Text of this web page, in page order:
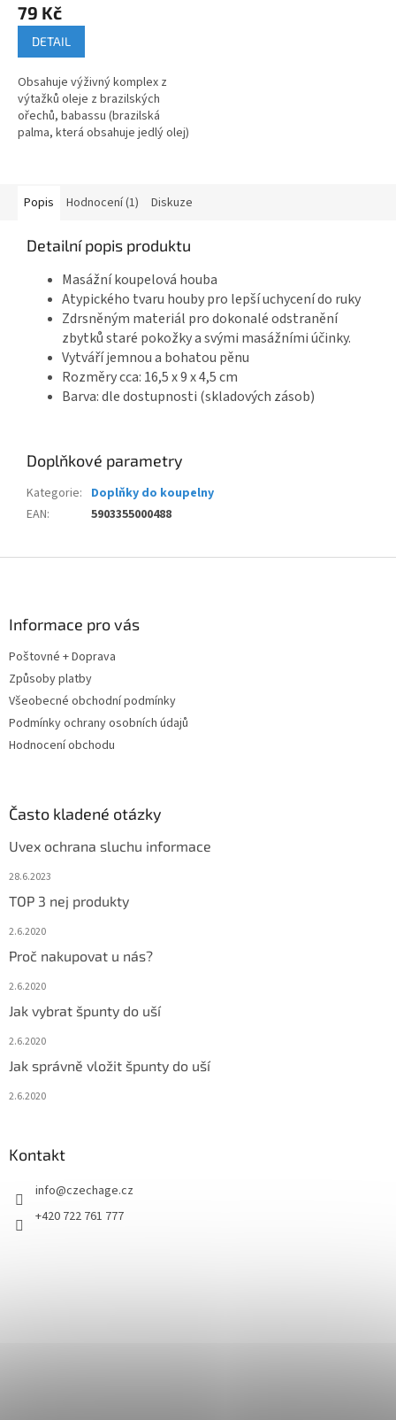
79 Kč
DETAIL
Obsahuje výživný komplex z
výtažků oleje z brazilských
ořechů, babassu (brazilská
palma, která obsahuje jedlý olej)
Popis Hodnocení (1) Diskuze
Detailní popis produktu
Masážní koupelová houba
Atypického tvaru houby pro lepší uchycení do ruky
Zdrsněným materiál pro dokonalé odstranění
zbytků staré pokožky a svými masážními účinky.
Vytváří jemnou a bohatou pěnu
Rozměry cca: 16,5 x 9 x 4,5 cm
Barva: dle dostupnosti (skladových zásob)
Doplňkové parametry
Kategorie: Doplňky do koupelny
EAN: 5903355000488
Informace pro vás
Poštovné + Doprava
Způsoby platby
Všeobecné obchodní podmínky
Podmínky ochrany osobních údajů
Hodnocení obchodu
Často kladené otázky
Uvex ochrana sluchu informace
28.6.2023
TOP 3 nej produkty
2.6.2020
Proč nakupovat u nás?
2.6.2020
Jak vybrat špunty do uší
2.6.2020
Jak správně vložit špunty do uší
2.6.2020
Kontakt
info@czechage.cz
+420 722 761 777